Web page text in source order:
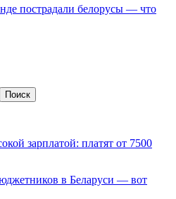
пострадали белорусы — что
зарплатой: платят от 7500
в Беларуси — вот